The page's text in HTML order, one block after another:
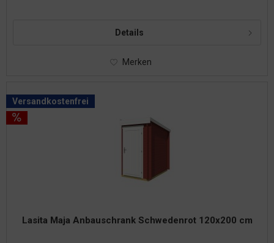
Details
Merken
Versandkostenfrei
Lasita Maja Anbauschrank Schwedenrot 120x200 cm